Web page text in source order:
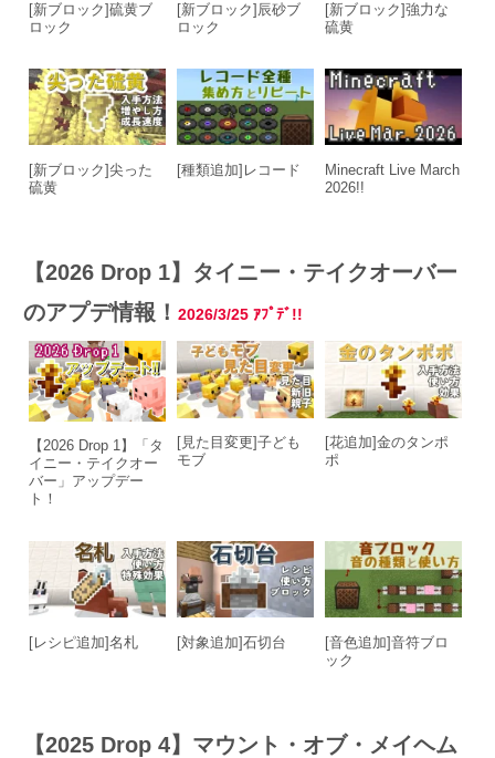
[新ブロック]硫黄ブ
ロック
[新ブロック]辰砂ブ
ロック
[新ブロック]強力な
硫黄
[新ブロック]尖った
硫黄
[種類追加]レコード
Minecraft Live March
2026!!
【2026 Drop 1】タイニー・テイクオーバー
のアプデ情報！ 2026/3/25 ｱﾌﾟﾃﾞ!!
【2026 Drop 1】「タ
イニー・テイクオー
バー」アップデー
ト！
[見た目変更]子ども
モブ
[花追加]金のタンポ
ポ
[レシピ追加]名札 [対象追加]石切台
[音色追加]音符ブロ
ック
【2025 Drop 4】マウント・オブ・メイヘム